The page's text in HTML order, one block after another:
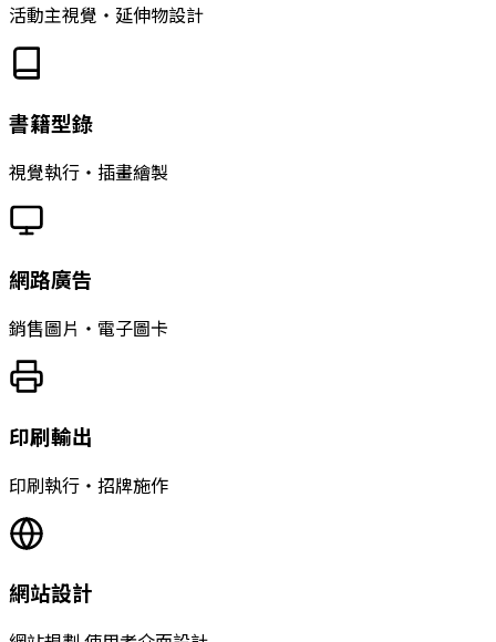
活動主視覺‧延伸物設計
書籍型錄
視覺執行‧插畫繪製
網路廣告
銷售圖片‧電子圖卡
印刷輸出
印刷執行‧招牌施作
網站設計